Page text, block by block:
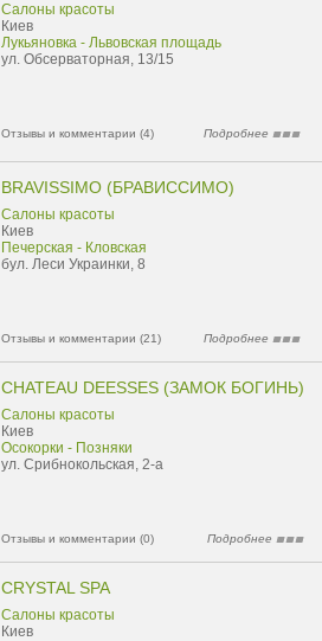
Салоны красоты
Киев
Лукьяновка - Львовская площадь
ул. Обсерваторная, 13/15
Отзывы и комментарии (4) Подробнее
BRAVISSIMO (БРАВИССИМО)
Салоны красоты
Киев
Печерская - Кловская
бул. Леси Украинки, 8
Отзывы и комментарии (21) Подробнее
CHATEAU DEESSES (ЗАМОК БОГИНЬ)
Салоны красоты
Киев
Осокорки - Позняки
ул. Срибнокольская, 2-а
Отзывы и комментарии (0) Подробнее
CRYSTAL SPA
Салоны красоты
Киев